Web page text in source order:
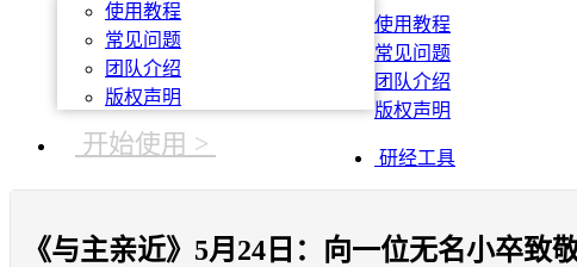
使用教程
常见问题
团队介绍
版权声明
开始使用 >
使用教程
常见问题
团队介绍
版权声明
研经工具
《与主亲近》5月24日：向一位无名小卒